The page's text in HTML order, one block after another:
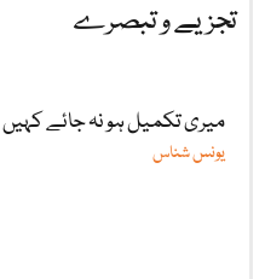
تجزیے و تبصرے
میری تکمیل ہو نہ جائے کہیں
یونس شناس